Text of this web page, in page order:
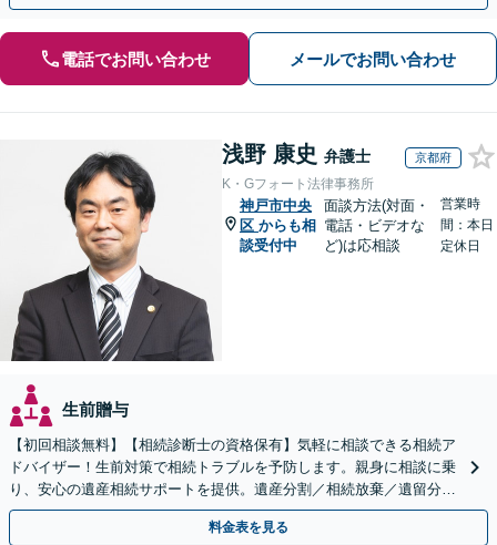
電話でお問い合わせ メールでお問い合わせ
浅野 康史 弁護士 京都府
K・Gフォート法律事務所
神戸市中央
区 からも相
談受付中
面談方法(対面・
電話・ビデオな
ど)は応相談
営業時
間：本日
定休日
生前贈与
【初回相談無料】【相続診断士の資格保有】気軽に相談できる相続ア
ドバイザー！生前対策で相続トラブルを予防します。親身に相談に乗
り、安心の遺産相続サポートを提供。遺産分割／相続放棄／遺留分も
お任せ！【出張サポート】【完全個室】【丸太町駅6分】
料金表を見る